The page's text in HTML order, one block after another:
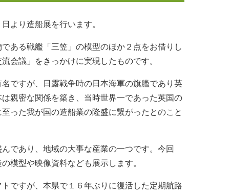
より造船展を行います。
ある戦艦「三笠」の模型のほか２点をお借りし
会議」をきっかけに実現したものです。
ですが、日露戦争時の日本海軍の旗艦であり英
親密な関係を築き、当時世界一であった英国の
った我が国の造船業の隆盛に繋がったとのこと
であり、地域の大事な産業の一つです。今回
模型や映像資料なども展示します。
ですが、本県で１６年ぶりに復活した定期航路